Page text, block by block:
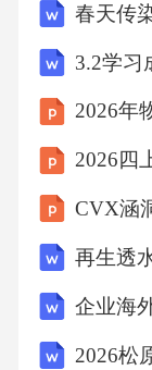
春天传
2026年
2026四
CVX涵
企业海
2026松